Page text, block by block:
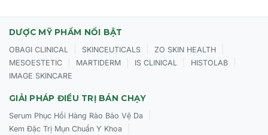
THÀNH PHẦN VÀ CÔNG DỤNG CỦA
Nhiên RenoDerm Day Long BB Cream
THÀNH PHẦN
DƯỢC MỸ PHẨM NỔI BẬT
OBAGI CLINICAL SKINCEUTICALS ZO SKIN HEALTH
MESOESTETIC MARTIDERM IS CLINICAL HISTOLAB
IMAGE SKINCARE
GIẢI PHÁP ĐIỀU TRỊ BÁN CHẠY
Serum Phục Hồi Hàng Rào Bảo Vệ Da
Kem Đặc Trị Mụn Chuẩn Y Khoa